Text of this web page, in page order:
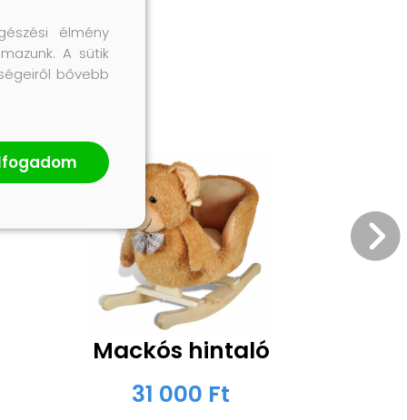
Mackós hintaló
31 000 Ft
élmény
A sütik
bővebb